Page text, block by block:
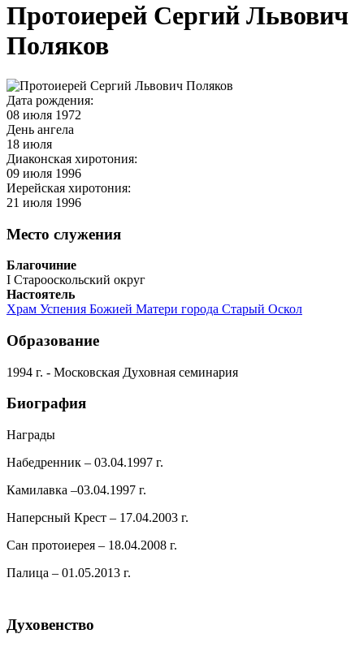
Протоиерей Сергий Львович
Поляков
Дата рождения:
08 июля 1972
День ангела
18 июля
Диаконская хиротония:
09 июля 1996
Иерейская хиротония:
21 июля 1996
Место служения
Благочиние
I Старооскольский округ
Настоятель
Храм Успения Божией Матери города Старый Оскол
Образование
1994 г. - Московская Духовная семинария
Биография
Награды
Набедренник – 03.04.1997 г.
Камилавка –03.04.1997 г.
Наперсный Крест – 17.04.2003 г.
Сан протоиерея – 18.04.2008 г.
Палица – 01.05.2013 г.
Духовенство